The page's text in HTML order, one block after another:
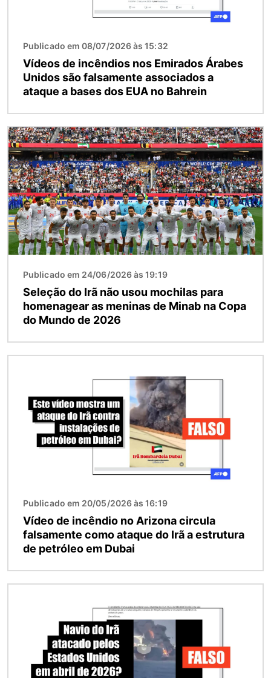
Publicado em 08/07/2026 às 15:32
Vídeos de incêndios nos Emirados Árabes
Unidos são falsamente associados a
ataque a bases dos EUA no Bahrein
Imagem
Publicado em 24/06/2026 às 19:19
Seleção do Irã não usou mochilas para
homenagear as meninas de Minab na Copa
do Mundo de 2026
Publicado em 20/05/2026 às 16:19
Vídeo de incêndio no Arizona circula
falsamente como ataque do Irã a estrutura
de petróleo em Dubai